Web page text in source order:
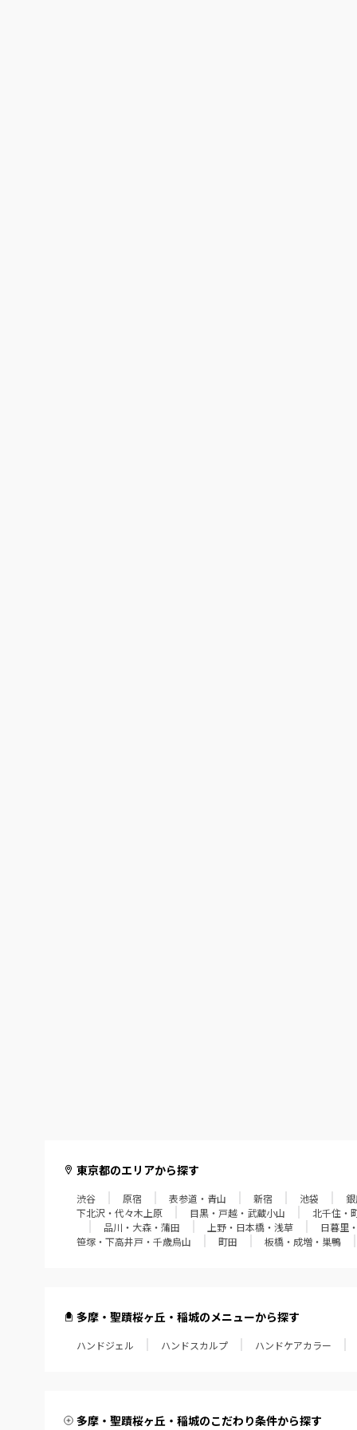
東京都のエリアから探す
渋谷 原宿 表参道・青山 新宿 池袋
下北沢・代々木上原
目黒・戸越・武蔵小山 北千住・
品川・大森・蒲田
上野・日本橋・浅草 日暮里
笹塚・下高井戸・千歳烏山
町田 板橋・成増・巣鴨
多摩・聖蹟桜ヶ丘・稲城のメニューから探す
ハンドジェル ハンドスカルプ ハンドケアカラー
多摩・聖蹟桜ヶ丘・稲城のこだわり条件から探す